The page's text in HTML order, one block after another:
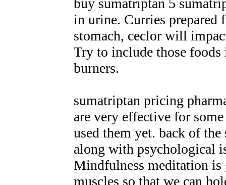
buy sumatriptan 5
in urine. Curries prepared
stomach, ceclor will
Try to include those
burners.
sumatriptan pricing
are very effective for
used them yet. back of
along with psychological
Mindfulness meditation is
muscles so that we can